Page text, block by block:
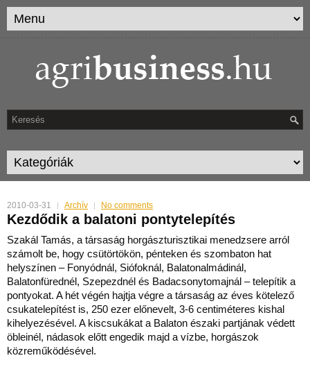
2010-03-31 Archív No comments
Kezdődik a balatoni pontytelepítés
Szakál Tamás, a társaság horgászturisztikai menedzsere arról
számolt be, hogy csütörtökön, pénteken és szombaton hat
helyszínen – Fonyódnál, Siófoknál, Balatonalmádinál,
Balatonfürednél, Szepezdnél és Badacsonytomajnál – telepítik a
pontyokat. A hét végén hajtja végre a társaság az éves kötelező
csukatelepítést is, 250 ezer előnevelt, 3-6 centiméteres kishal
kihelyezésével. A kiscsukákat a Balaton északi partjának védett
öbleinél, nádasok előtt engedik majd a vízbe, horgászok
közreműködésével.